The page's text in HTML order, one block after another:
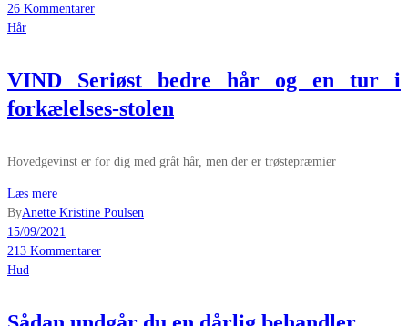
26 Kommentarer
Hår
VIND Seriøst bedre hår og en tur i
forkælelses-stolen
Hovedgevinst er for dig med gråt hår, men der er trøstepræmier
Læs mere
ByAnette Kristine Poulsen
15/09/2021
213 Kommentarer
Hud